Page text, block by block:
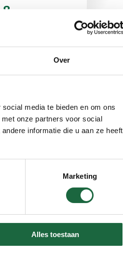
Over
media te bieden en om ons
onze partners voor social
informatie die u aan ze heeft
Marketing
Alles toestaan